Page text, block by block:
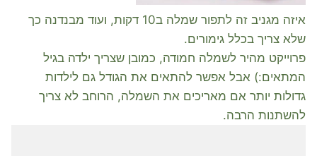
איזה מגניב זה לתפור שמלה ב10 דקות, ועוד מבנדנה כך
שלא צריך בכלל גימורים.
פרוייקט מהיר לשמלה חמודה, כמובן שצריך ילדה בגיל
המתאים:) אבל אפשר להתאים את הגודל גם לילדות
גדולות יותר אם מאריכים את השמלה, הרוחב לא צריך
להשתנות הרבה.